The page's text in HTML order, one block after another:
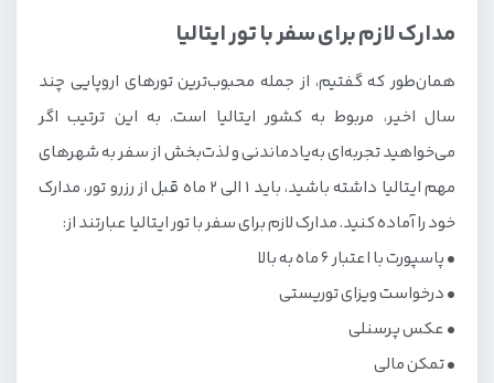
مدارک لازم برای سفر با تور ایتالیا
همان‌طور که گفتیم، از جمله محبوب‌ترین تورهای اروپایی چند
سال اخیر، مربوط به کشور ایتالیا است. به این ترتیب اگر
می‌خواهید تجربه‌ای به‌یادماندنی و لذت‌بخش از سفر به شهرهای
مهم ایتالیا داشته باشید، باید 1 الی 2 ماه قبل از رزرو تور، مدارک
خود را آماده کنید. مدارک لازم برای سفر با تور ایتالیا عبارتند از:
• پاسپورت با اعتبار 6 ماه به بالا
• درخواست ویزای توریستی
• عکس پرسنلی
• تمکن مالی